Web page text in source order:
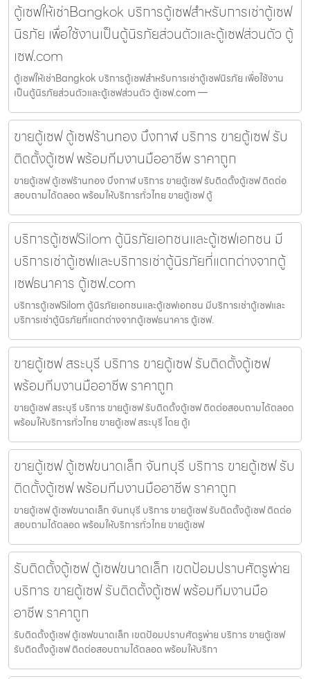
ตู้เซฟให้เช่าBangkok บริการตู้เซฟสำหรับการเช่าตู้เซฟ
นิรภัย เพื่อใช้งานเป็นตู้นิรภัยส่วนตัวและตู้เซฟส่วนตัว ตู้
เซฟ.com
ตู้เซฟให้เช่าBangkok บริการตู้เซฟสำหรับการเช่าตู้เซฟนิรภัย เพื่อใช้งาน
เป็นตู้นิรภัยส่วนตัวและตู้เซฟส่วนตัว ตู้เซฟ.com —
ขายตู้เซฟ ตู้เซฟร้านทอง บึงกาฬ บริการ ขายตู้เซฟ รับ
ติดตั้งตู้เซฟ พร้อมทีมงานมืออาชีพ ราคาถูก
ขายตู้เซฟ ตู้เซฟร้านทอง บึงกาฬ บริการ ขายตู้เซฟ รับติดตั้งตู้เซฟ ติดต่อ
สอบถามได้ตลอด พร้อมให้บริการทั่วไทย ขายตู้เซฟ ตู้
บริการตู้เซฟSilom ตู้นิรภัยเอกชนและตู้เซฟเอกชน มี
บริการเช่าตู้เซฟและบริการเช่าตู้นิรภัยที่แตกต่างจากตู้
เซฟธนาคาร ตู้เซฟ.com
บริการตู้เซฟSilom ตู้นิรภัยเอกชนและตู้เซฟเอกชน มีบริการเช่าตู้เซฟและ
บริการเช่าตู้นิรภัยที่แตกต่างจากตู้เซฟธนาคาร ตู้เซฟ.
ขายตู้เซฟ สระบุรี บริการ ขายตู้เซฟ รับติดตั้งตู้เซฟ
พร้อมทีมงานมืออาชีพ ราคาถูก
ขายตู้เซฟ สระบุรี บริการ ขายตู้เซฟ รับติดตั้งตู้เซฟ ติดต่อสอบถามได้ตลอด
พร้อมให้บริการทั่วไทย ขายตู้เซฟ สระบุรี โดย ตู้เ
ขายตู้เซฟ ตู้เซฟขนาดเล็ก จันทบุรี บริการ ขายตู้เซฟ รับ
ติดตั้งตู้เซฟ พร้อมทีมงานมืออาชีพ ราคาถูก
ขายตู้เซฟ ตู้เซฟขนาดเล็ก จันทบุรี บริการ ขายตู้เซฟ รับติดตั้งตู้เซฟ ติดต่อ
สอบถามได้ตลอด พร้อมให้บริการทั่วไทย ขายตู้เซฟ
รับติดตั้งตู้เซฟ ตู้เซฟขนาดเล็ก เขตป้อมปราบศัตรูพ่าย
บริการ ขายตู้เซฟ รับติดตั้งตู้เซฟ พร้อมทีมงานมือ
อาชีพ ราคาถูก
รับติดตั้งตู้เซฟ ตู้เซฟขนาดเล็ก เขตป้อมปราบศัตรูพ่าย บริการ ขายตู้เซฟ
รับติดตั้งตู้เซฟ ติดต่อสอบถามได้ตลอด พร้อมให้บริกา